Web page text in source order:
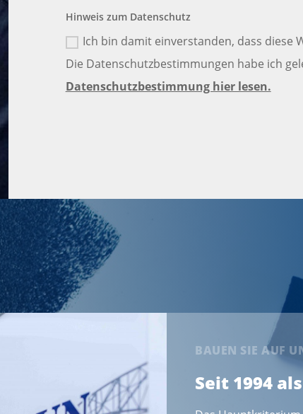
Hinweis zum Datenschutz
Ich bin damit einverstanden, dass diese
Die Datenschutzbestimmungen habe ich
Datenschutzbestimmung hier lesen.
BAUEN SIE AUF
Seit 1994